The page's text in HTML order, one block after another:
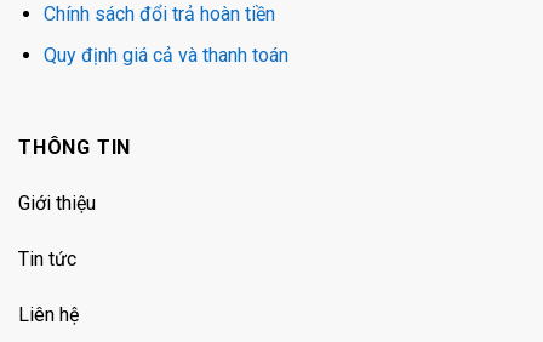
Chính sách đổi trả hoàn tiền
Quy định giá cả và thanh toán
THÔNG TIN
Giới thiệu
Tin tức
Liên hệ